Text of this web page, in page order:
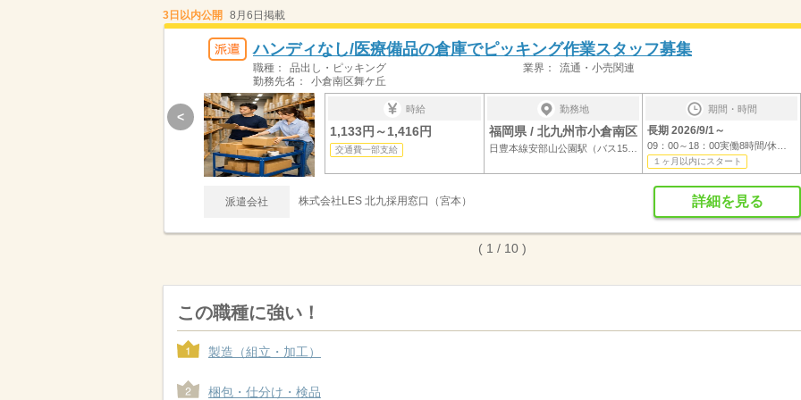
3日以内公開 8月6日掲載
ハンディなし/医療備品の倉庫でピッキング作業スタッフ募集
職種： 品出し・ピッキング 業界：
流通・小売関連
勤務先名：
小倉南区舞ケ丘
時給
1,133円～1,416円
交通費一部支給
勤務地
福岡県 / 北九州市小倉南区
期間・時間
長期 2026/9/1～
１ヶ月以内にスタート
詳細を見る
派遣会社 株式会社LES 北九採用窓口（宮本）
<
( 1 / 10 )
この職種に強い！
製造（組立・加工）
梱包・仕分け・検品